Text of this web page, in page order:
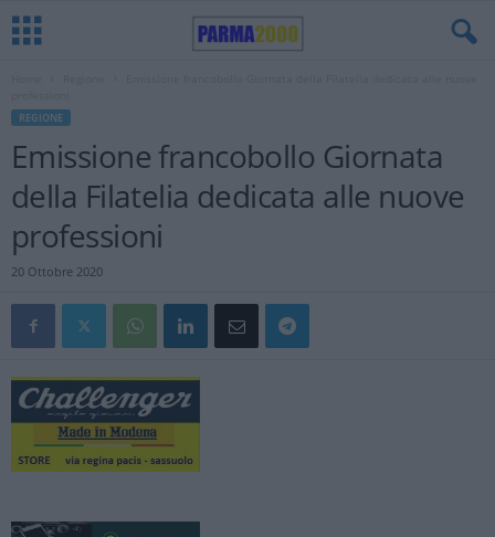
REGIONE
Emissione francobollo Giornata
della Filatelia dedicata alle nuove
professioni
20 Ottobre 2020